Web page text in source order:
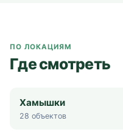
ПО ЛОКАЦИЯМ
Где смотреть
Хамышки
28 объектов